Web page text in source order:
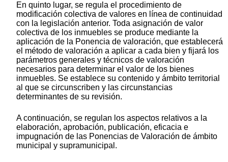
En quinto lugar, se regula el procedimiento de
modificación colectiva de valores en línea de continuidad
con la legislación anterior. Toda asignación de valor
colectiva de los inmuebles se produce mediante la
aplicación de la Ponencia de valoración, que establecerá
el método de valoración a aplicar a cada bien y fijará los
parámetros generales y técnicos de valoración
necesarios para determinar el valor de los bienes
inmuebles. Se establece su contenido y ámbito territorial
al que se circunscriben y las circunstancias
determinantes de su revisión.
A continuación, se regulan los aspectos relativos a la
elaboración, aprobación, publicación, eficacia e
impugnación de las Ponencias de Valoración de ámbito
municipal y supramunicipal.